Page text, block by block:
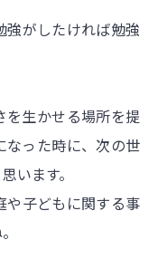
強がしたければ勉強
を生かせる場所を提
なった時に、次の世
います。
や子どもに関する事